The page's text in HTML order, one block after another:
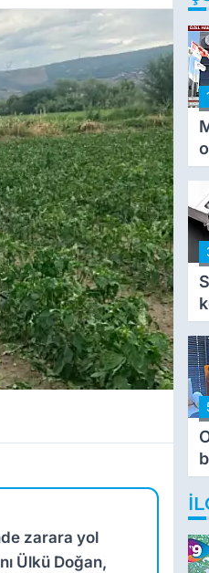
zarara yol
Ülkü Doğan,